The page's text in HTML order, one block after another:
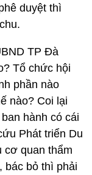
duyệt thì
TP Đà
Tổ chức hội
phần nào
nào? Coi lại
hành có cái
Phát triển Du
cơ quan thẩm
bác bỏ thì phải